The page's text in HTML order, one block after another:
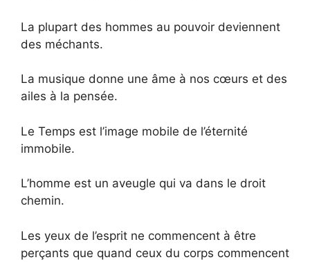
La plupart des hommes au pouvoir deviennent
des méchants.
La musique donne une âme à nos cœurs et des
ailes à la pensée.
Le Temps est l’image mobile de l’éternité
immobile.
L’homme est un aveugle qui va dans le droit
chemin.
Les yeux de l’esprit ne commencent à être
perçants que quand ceux du corps commencent